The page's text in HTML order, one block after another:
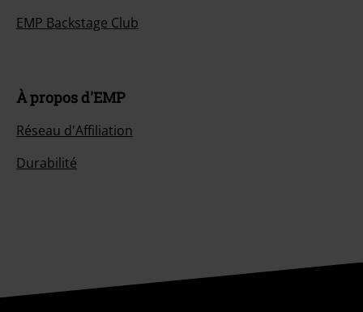
EMP Backstage Club
À propos d'EMP
Réseau d'Affiliation
Durabilité